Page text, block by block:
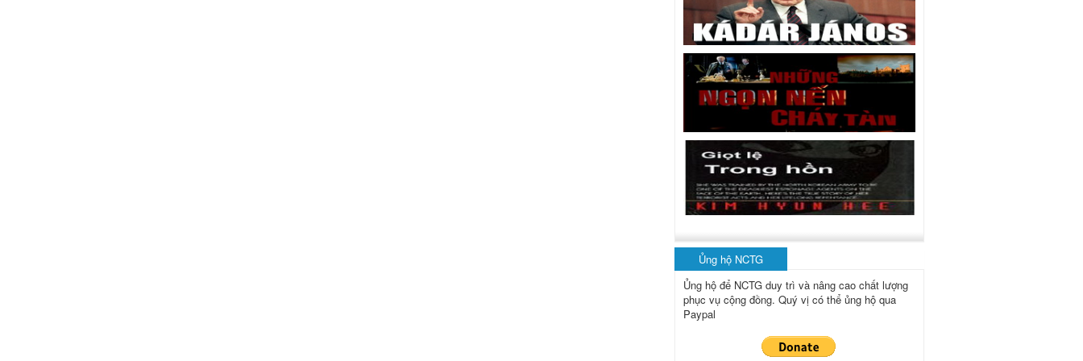
Ủng hộ NCTG
Ủng hộ để NCTG duy trì và nâng cao chất lượng
phục vụ cộng đồng. Quý vị có thể ủng hộ qua
Paypal